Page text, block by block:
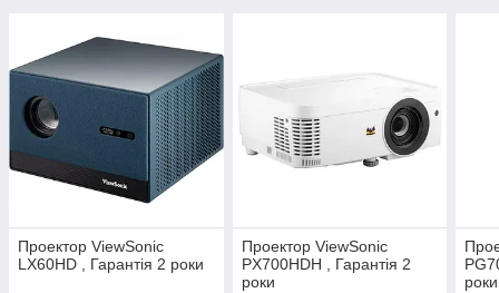
Проектор ViewSonic
LX60HD , Гарантія 2 роки
Проектор ViewSonic
PX700HDH , Гарантія 2
роки
роки